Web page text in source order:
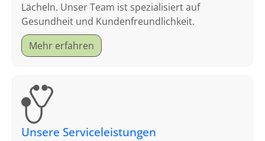
Lächeln. Unser Team ist spezialisiert auf
Gesundheit und Kundenfreundlichkeit.
Mehr erfahren
Unsere Serviceleistungen